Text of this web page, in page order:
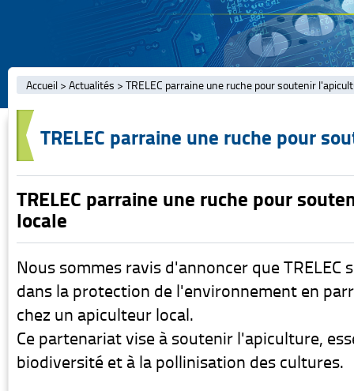
Accueil > Actualités > TRELEC parraine une ruche pour soutenir
TRELEC parraine une ruche pour
TRELEC parraine une ruche pour
locale
Nous sommes ravis d'annoncer que TRELEC
dans la protection de l'environnement en
chez un apiculteur local.
Ce partenariat vise à soutenir l'apiculture,
biodiversité et à la pollinisation des cultures.